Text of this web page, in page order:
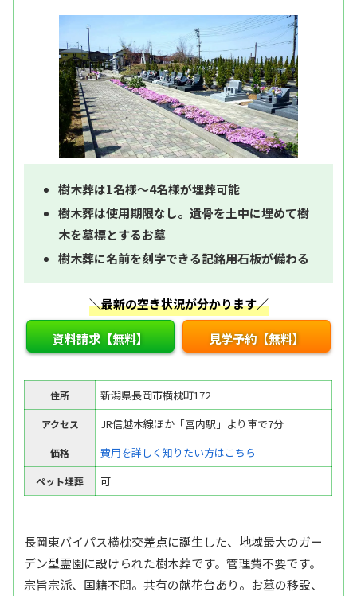
樹木葬は1名様～4名様が埋葬可能
樹木葬は使用期限なし。遺骨を土中に埋めて樹
木を墓標とするお墓
樹木葬に名前を刻字できる記銘用石板が備わる
＼最新の空き状況が分かります／
資料請求【無料】 見学予約【無料】
住所 新潟県長岡市横枕町172
アクセス JR信越本線ほか「宮内駅」より車で7分
価格 費用を詳しく知りたい方はこちら
ペット埋葬 可
長岡東バイパス横枕交差点に誕生した、地域最大のガー
デン型霊園に設けられた樹木葬です。管理費不要です。
宗旨宗派、国籍不問。共有の献花台あり。お墓の移設、